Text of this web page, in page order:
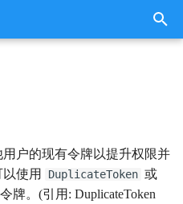
CommandandControl
CredentialAccess
户的现有令牌以提升权限并
使用
DuplicateToken 或
牌。(引用: DuplicateToken